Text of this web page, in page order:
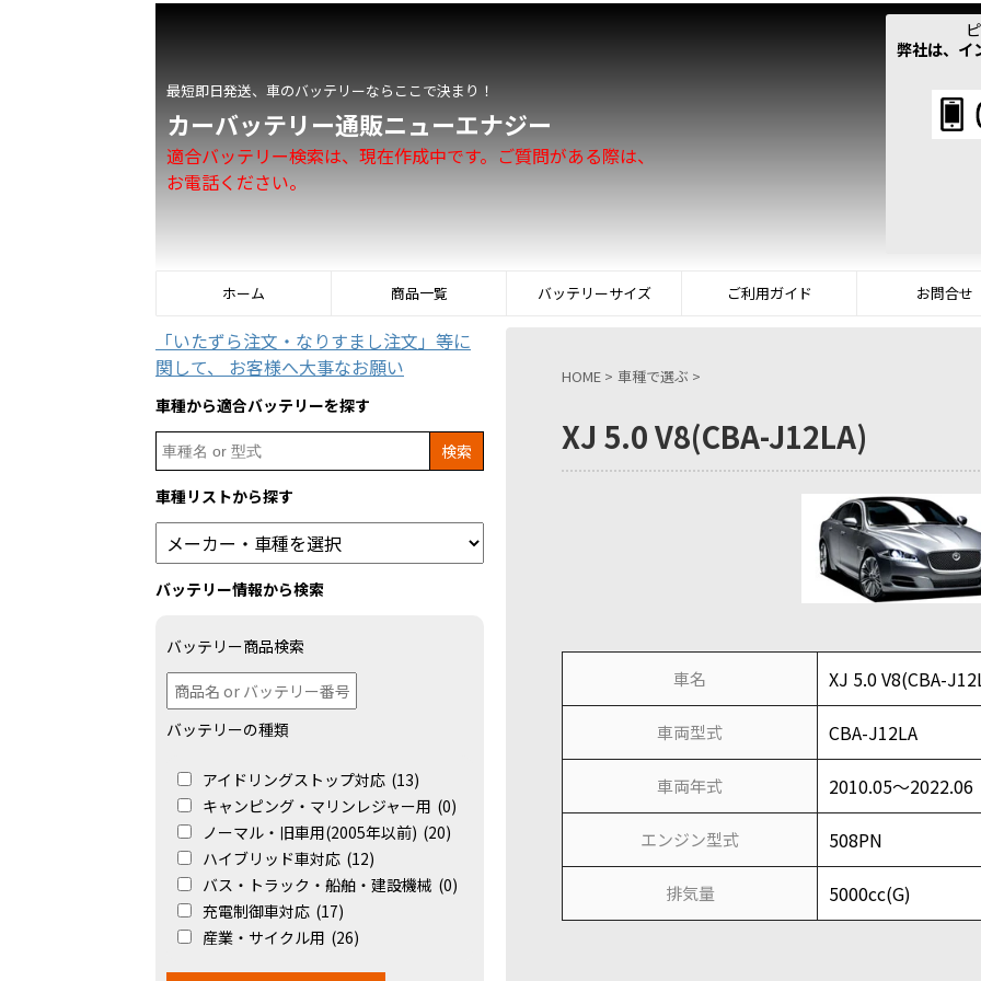
最短即日発送、車のバッテリーならここで決まり！
カーバッテリー通販ニューエナジー
適合バッテリー検索は、現在作成中です。ご質問がある際は、
お電話ください。
弊社は、イ
ホーム 商品一覧 バッテリーサイズ ご利用ガイド お問合せ
HOME > 車種で選ぶ >
XJ 5.0 V8(CBA-J12LA)
車名 XJ 5.0 V8(CBA-
車両型式 CBA-J12LA
車両年式 2010.05～2022.06
エンジン型式 508PN
排気量 5000cc(G)
「いたずら注文・なりすまし注文」等に
関して、 お客様へ大事なお願い
車種から適合バッテリーを探す
Search
for:
車種リストから探す
バッテリー情報から検索
バッテリー商品検索
バッテリーの種類
アイドリングストップ対応 (13)
キャンピング・マリンレジャー用 (0)
ノーマル・旧車用(2005年以前) (20)
ハイブリッド車対応 (12)
バス・トラック・船舶・建設機械 (0)
充電制御車対応 (17)
産業・サイクル用 (26)